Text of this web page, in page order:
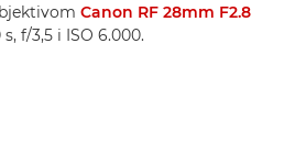
Canon RF 28mm F2.8
f/3,5 i ISO 6.000.